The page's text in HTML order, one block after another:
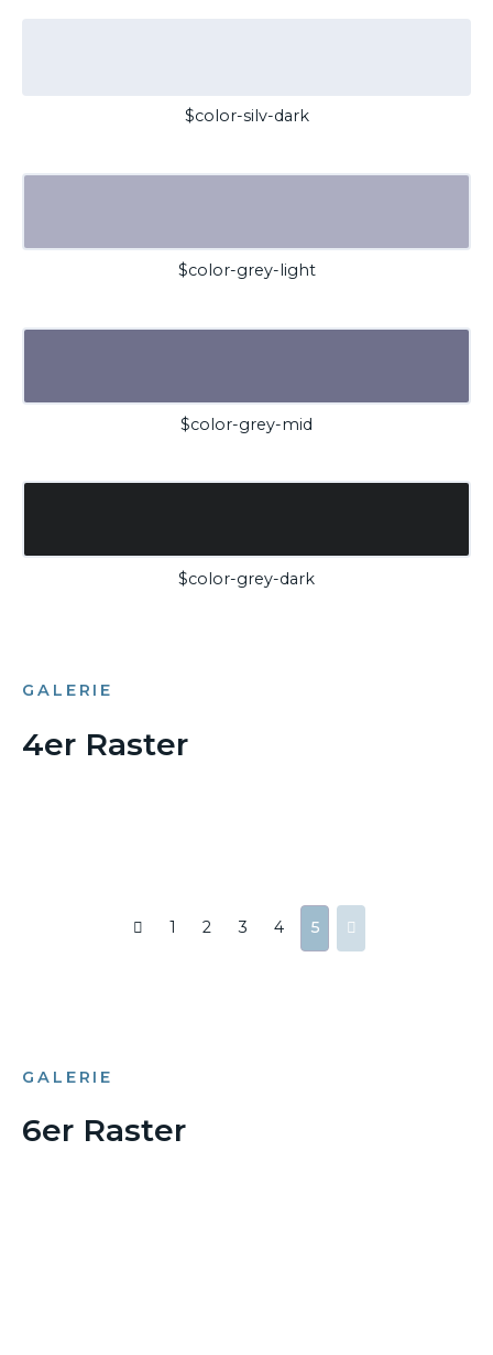
$color-silv-dark
$color-grey-light
$color-grey-mid
$color-grey-dark
GALERIE
4er Raster
1 2 3 4 5
GALERIE
6er Raster